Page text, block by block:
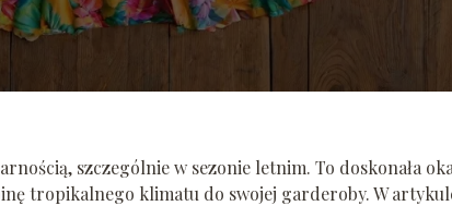
szczególnie w sezonie letnim. To doskonała
tropikalnego klimatu do swojej garderoby. W